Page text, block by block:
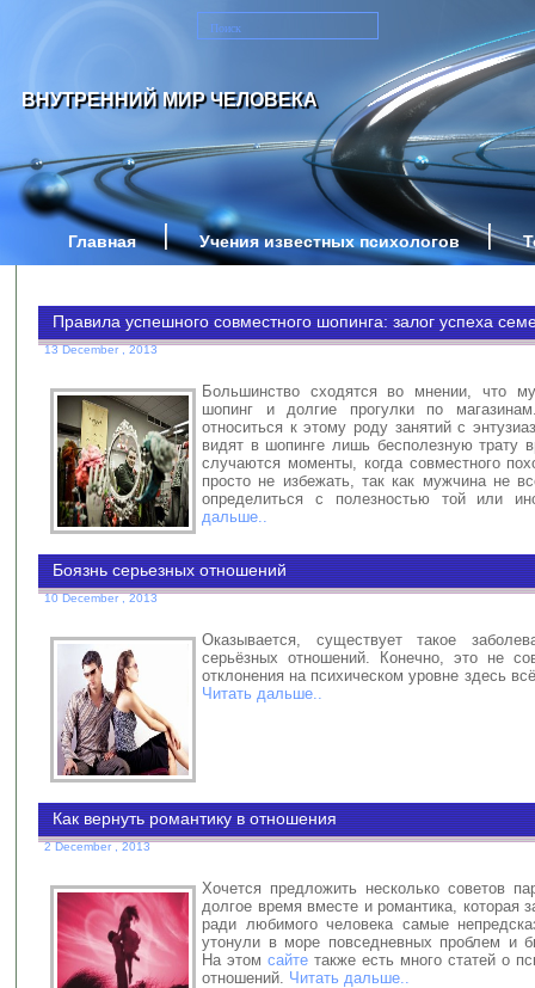
ВНУТРЕННИЙ МИР ЧЕЛОВЕКА
Главная Учения известных психологов
Правила успешного совместного шопинга: залог успеха
13 December , 2013
Большинство сходятся во мнении, что
шопинг и долгие прогулки по
относиться к этому роду занятий с
видят в шопинге лишь бесполезную трату
случаются моменты, когда совместного
просто не избежать, так как мужчина не
определиться с полезностью той или
дальше..
Боязнь серьезных отношений
10 December , 2013
Оказывается, существует такое
серьёзных отношений. Конечно, это не
отклонения на психическом уровне здесь
Читать дальше..
Как вернуть романтику в отношения
2 December , 2013
Хочется предложить несколько советов
долгое время вместе и романтика, которая
ради любимого человека самые
утонули в море повседневных проблем и
На этом сайте также есть много статей о
отношений. Читать дальше..